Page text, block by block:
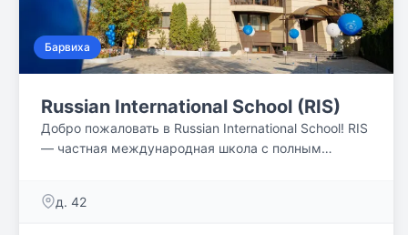
Барвиха
Russian International School (RIS)
Добро пожаловать в Russian International School! RIS
— частная международная школа с полным
традиции российского образования и
д. 42